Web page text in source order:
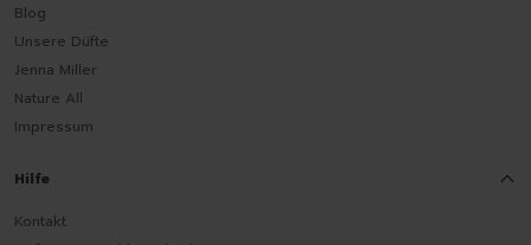
Blog
Unsere Düfte
Jenna Miller
Nature All
Impressum
Hilfe
Kontakt